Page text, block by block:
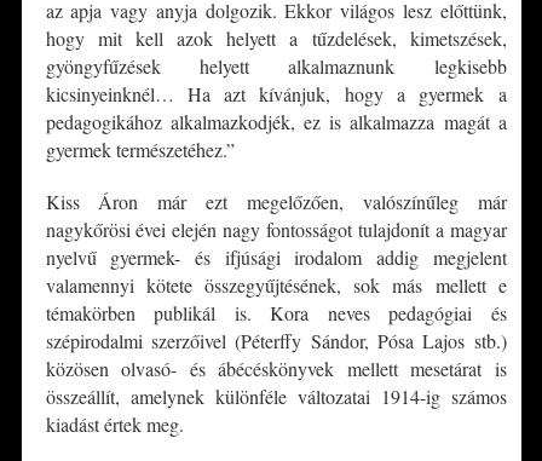
az apja vagy anyja dolgozik. Ekkor világos lesz előttünk,
hogy mit kell azok helyett a tűzdelések, kimetszések,
gyöngyfűzések helyett alkalmaznunk legkisebb
kicsinyeinknél… Ha azt kívánjuk, hogy a gyermek a
pedagogikához alkalmazkodjék, ez is alkalmazza magát a
gyermek természetéhez.”
Kiss Áron már ezt megelőzően, valószínűleg már
nagykőrösi évei elején nagy fontosságot tulajdonít a magyar
nyelvű gyermek- és ifjúsági irodalom addig megjelent
valamennyi kötete összegyűjtésének, sok más mellett e
témakörben publikál is. Kora neves pedagógiai és
szépirodalmi szerzőivel (Péterffy Sándor, Pósa Lajos stb.)
közösen olvasó- és ábécéskönyvek mellett mesetárat is
összeállít, amelynek különféle változatai 1914-ig számos
kiadást értek meg.